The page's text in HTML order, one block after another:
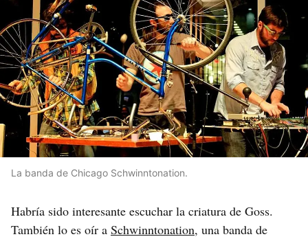
La banda de Chicago Schwinntonation.
Habría sido interesante escuchar la criatura de Goss.
También lo es oír a Schwinntonation, una banda de